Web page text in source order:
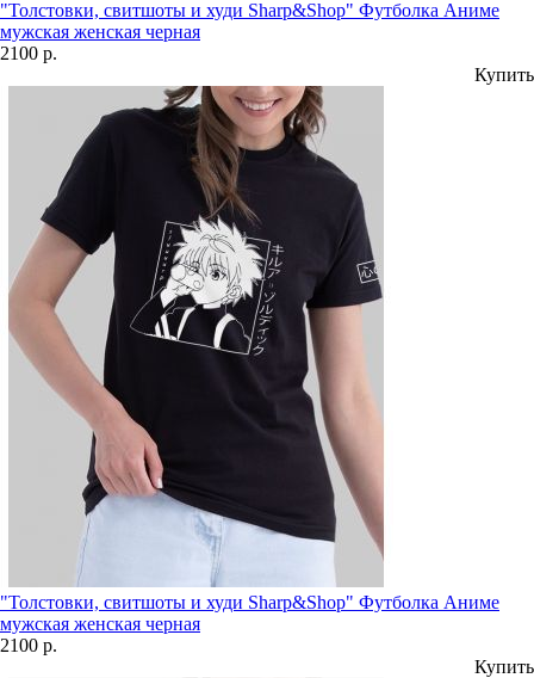
"Толстовки, свитшоты и худи Sharp&Shop" Футболка Аниме
мужская женская черная
2100 р.
Купить
"Толстовки, свитшоты и худи Sharp&Shop" Футболка Аниме
мужская женская черная
2100 р.
Купить